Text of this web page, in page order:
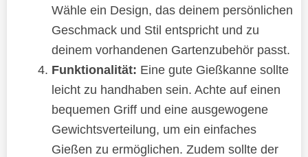
Wähle ein Design, das deinem persönlichen
Geschmack und Stil entspricht und zu
deinem vorhandenen Gartenzubehör passt.
Funktionalität: Eine gute Gießkanne sollte
leicht zu handhaben sein. Achte auf einen
bequemen Griff und eine ausgewogene
Gewichtsverteilung, um ein einfaches
Gießen zu ermöglichen. Zudem sollte der